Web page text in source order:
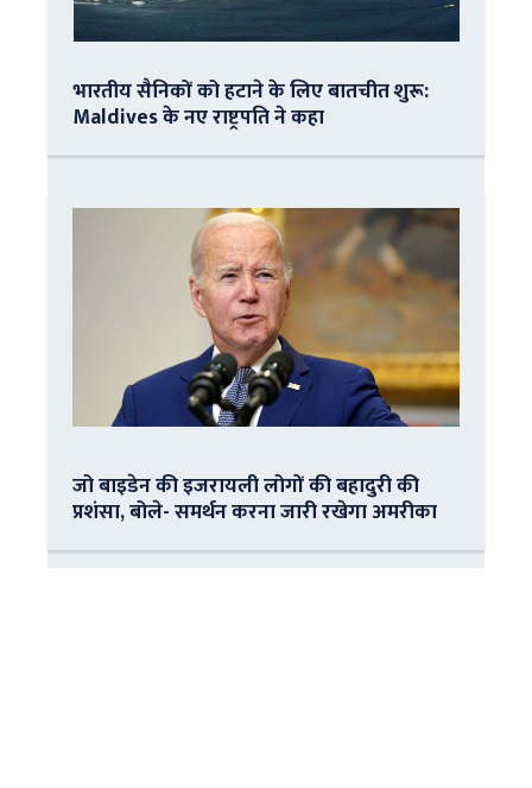
भारतीय सैनिकों को हटाने के लिए बातचीत शुरू:
Maldives के नए राष्ट्रपति ने कहा
जो बाइडेन की इजरायली लोगों की बहादुरी की
प्रशंसा, बोले- समर्थन करना जारी रखेगा अमरीका